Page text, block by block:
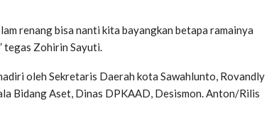
renang bisa nanti kita bayangkan betapa ramainya
tegas Zohirin Sayuti.
oleh Sekretaris Daerah kota Sawahlunto, Rovandly
Bidang Aset, Dinas DPKAAD, Desismon. Anton/Rilis